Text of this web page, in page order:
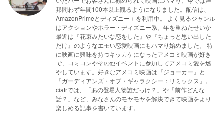
邦問わず年間100本以上観るようになりました。配信は、
AmazonPrimeとディズニー＋を利用中。 よく見るジャンル
はアクションやホラー・ディズニー系。年を重ねたせいか
最近は『花束みたいな恋をした』や『ちょっと思い出した
だけ』のようなエモい恋愛映画にもハマり始めました。 特
に映画に興味を持つキッカケになったアメコミ映画が好き
で、コミコンやその他イベントに参加してアメコミ愛を燃
やしています。好きなアメコミ映画は『ジョーカー』と
『ガーディアンズ・オブ・ギャラクシー：リミックス』。
ciatrでは、「あの登場人物誰だっけ？」や「前作どんな
話？」など、みなさんのモヤモヤを解決できて映画をより
楽しめる記事を書いています。